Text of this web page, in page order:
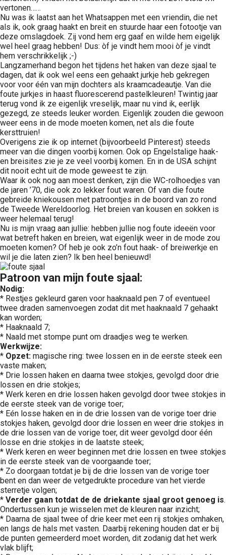
vertonen……
Nu was ik laatst aan het Whatsappen met een vriendin, die net
als ik, ook graag haakt en breit en stuurde haar een fotootje van
deze omslagdoek. Zij vond hem erg gaaf en wilde hem eigelijk
wel heel graag hebben! Dus: òf je vindt hem mooi òf je vindt
hem verschrikkelijk ;-)
Langzamerhand begon het tijdens het haken van deze sjaal te
dagen, dat ik ook wel eens een gehaakt jurkje heb gekregen
voor voor één van mijn dochters als kraamcadeautje. Van die
foute jurkjes in haast fluorescerend pastelkleuren! Twintig jaar
terug vond ik ze eigenlijk vreselijk, maar nu vind ik, eerlijk
gezegd, ze steeds leuker worden. Eigenlijk zouden die gewoon
weer eens in de mode moeten komen, net als die foute
kersttruien!
Overigens zie ik op internet (bijvoorbeeld Pinterest) steeds
meer van die dingen voorbij komen. Ook op Engelstalige haak-
en breisites zie je ze veel voorbij komen. En in de USA schijnt
dit nooit echt uit de mode geweest te zijn.
Waar ik ook nog aan moest denken, zijn die WC-rolhoedjes van
de jaren ’70, die ook zo lekker fout waren. Of van die foute
gebreide kniekousen met patroontjes in de boord van zo rond
de Tweede Wereldoorlog. Het breien van kousen en sokken is
weer helemaal terug!
Nu is mijn vraag aan jullie: hebben jullie nog foute ideeën voor
wat betreft haken en breien, wat eigenlijk weer in de mode zou
moeten komen? Of heb je ook zo’n fout haak- of breiwerkje en
wil je die laten zien? Ik ben heel benieuwd!
Patroon van mijn foute sjaal:
Nodig:
* Restjes gekleurd garen voor haaknaald pen 7 of eventueel
twee draden samenvoegen zodat dit met haaknaald 7 gehaakt
kan worden;
* Haaknaald 7;
* Naald met stompe punt om draadjes weg te werken.
Werkwijze:
* Opzet: magische ring: twee lossen en in de eerste steek een
vaste maken;
* Drie lossen haken en daarna twee stokjes, gevolgd door drie
lossen en drie stokjes;
* Werk keren en drie lossen haken gevolgd door twee stokjes in
de eerste steek van de vorige toer;
* Eén losse haken en in de drie lossen van de vorige toer drie
stokjes haken, gevolgd door drie lossen en weer drie stokjes in
de drie lossen van de vorige toer, dit weer gevolgd door één
losse en drie stokjes in de laatste steek;
* Werk keren en weer beginnen met drie lossen en twee stokjes
in de eerste steek van de voorgaande toer;
* Zo doorgaan totdat je bij de drie lossen van de vorige toer
bent en dan weer de vetgedrukte procedure van het vierde
sterretje volgen;
* Verder gaan totdat de de driekante sjaal groot genoeg is.
Ondertussen kun je wisselen met de kleuren naar inzicht;
* Daarna de sjaal twee of drie keer met een rij stokjes omhaken,
en langs de hals met vasten. Daarbij rekening houden dat er bij
de punten gemeerderd moet worden, dit zodanig dat het werk
vlak blijft;